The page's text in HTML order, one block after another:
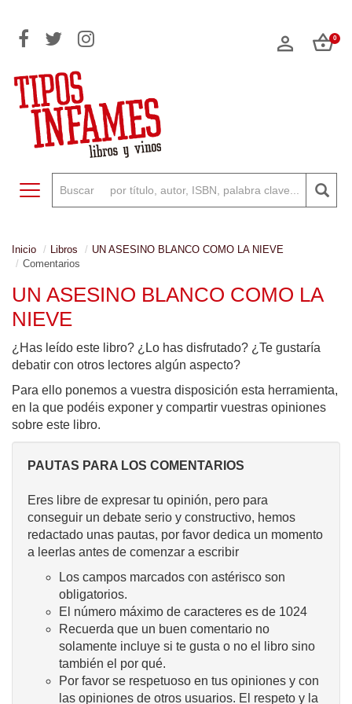
0
Toggle navigation
Inicio Libros
UN ASESINO BLANCO COMO LA NIEVE
Comentarios
UN ASESINO BLANCO COMO LA
NIEVE
¿Has leído este libro? ¿Lo has disfrutado? ¿Te gustaría
debatir con otros lectores algún aspecto?
Para ello ponemos a vuestra disposición esta herramienta,
en la que podéis exponer y compartir vuestras opiniones
sobre este libro.
PAUTAS PARA LOS COMENTARIOS
Eres libre de expresar tu opinión, pero para
conseguir un debate serio y constructivo, hemos
redactado unas pautas, por favor dedica un momento
a leerlas antes de comenzar a escribir
Los campos marcados con astérisco son
obligatorios.
El número máximo de caracteres es de 1024
Recuerda que un buen comentario no
solamente incluye si te gusta o no el libro sino
también el por qué.
Por favor se respetuoso en tus opiniones y con
las opiniones de otros usuarios. El respeto y la